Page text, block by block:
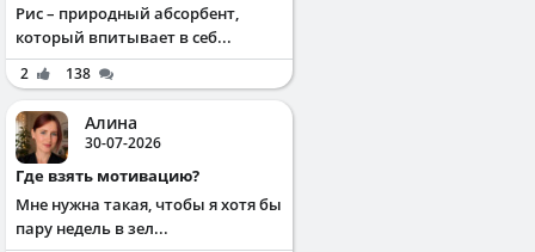
Рис – природный абсорбент,
который впитывает в себ...
2 138
Алина
30-07-2026
Где взять мотивацию?
Мне нужна такая, чтобы я хотя бы
пару недель в зел...